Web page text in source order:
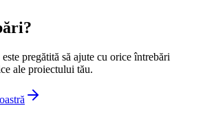
pregătită să ajute cu orice întrebări
ale proiectului tău.